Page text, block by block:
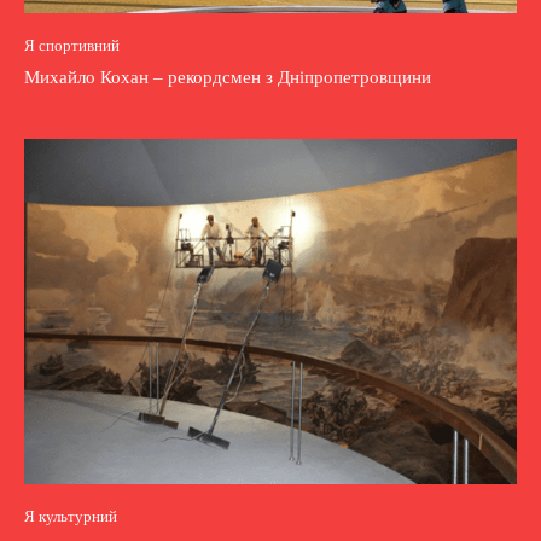
Я спортивний
Михайло Кохан – рекордсмен з Дніпропетровщини
Я культурний